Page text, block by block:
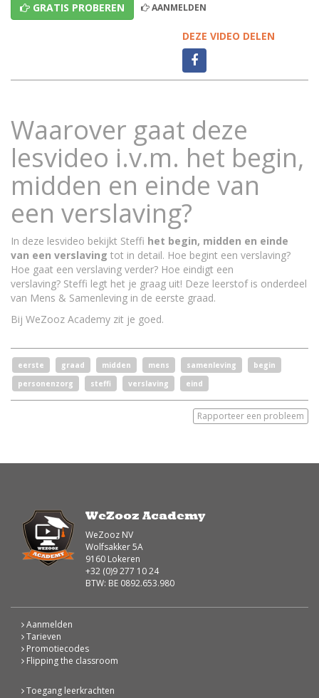
GRATIS PROBEREN AANMELDEN
DEZE VIDEO DELEN
Waarover gaat deze
lesvideo i.v.m. het begin,
midden en einde van
een verslaving?
In deze lesvideo bekijkt Steffi het begin, midden en einde
van een verslaving tot in detail. Hoe begint een verslaving?
Hoe gaat een verslaving verder? Hoe eindigt een
verslaving? Steffi legt het je graag uit! Deze leerstof is onderdeel
van Mens & Samenleving in de eerste graad.
Bij WeZooz Academy zit je goed.
eerste graad midden mens samenleving
begin
personenzorg
steffi verslaving eind
Rapporteer een probleem
WeZooz Academy
WeZooz NV
Wolfsakker 5A
9160 Lokeren
+32 (0)9 277 10 24
BTW: BE 0892.653.980
Aanmelden
Tarieven
Promotiecodes
Flipping the classroom
Toegang leerkrachten